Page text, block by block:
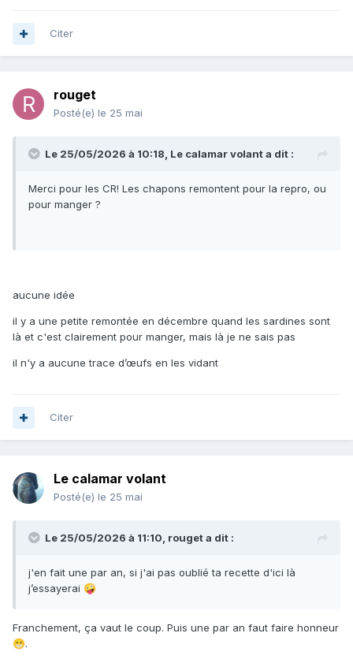
Citer
rouget
Posté(e) le 25 mai
Le 25/05/2026 à 10:18, Le calamar volanta dit :
Merci pour les CR! Les chapons remontent pour la repro, ou
pour manger ?
aucune idée
il y a une petite remontée en décembre quand les sardines sont
là et c'est clairement pour manger, mais là je ne sais pas
il n'y a aucune trace d’œufs en les vidant
Citer
Le calamar volant
Posté(e) le 25 mai
Le 25/05/2026 à 11:10, rougeta dit :
j'en fait une par an, si j'ai pas oublié ta recette d'ici là
j’essayerai 🤪
Franchement, ça vaut le coup. Puis une par an faut faire honneur
😁.